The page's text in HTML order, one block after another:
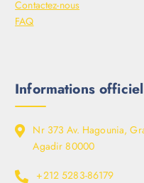
Contactez-nous
FAQ
Informations
Nr 373 Av. Hagounia,
Agadir 80000
+212 5283-86179